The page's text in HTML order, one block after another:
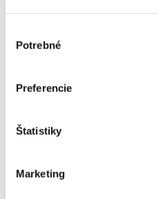
súhlasu
Potrebné
Preferencie
Štatistiky
Marketing
Blúzky
Domov